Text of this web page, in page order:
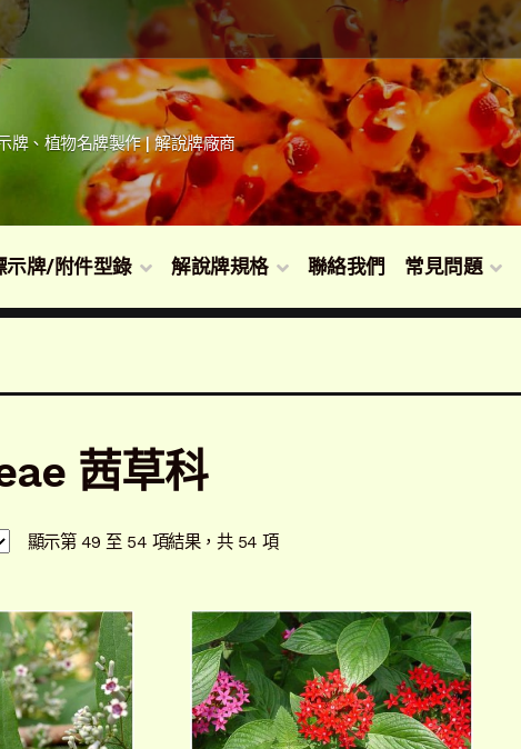
牌、植物名牌製作 | 解說牌廠商
示牌/附件型錄 解說牌規格 聯絡我們 常見問題
茜草科
顯示第 49 至 54 項結果，共 54 項依
項
目
排
序